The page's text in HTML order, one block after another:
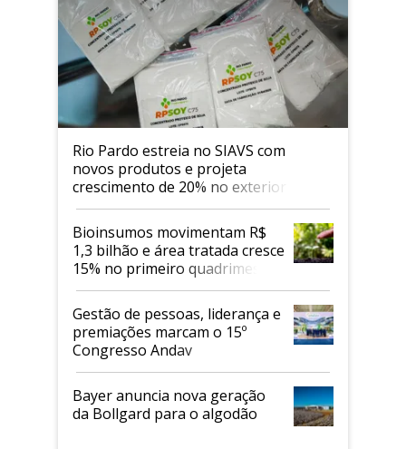
Rio Pardo estreia no SIAVS com
novos produtos e projeta
crescimento de 20% no exterior
Bioinsumos movimentam R$
1,3 bilhão e área tratada cresce
15% no primeiro quadrimestre
de 2026
Gestão de pessoas, liderança e
premiações marcam o 15º
Congresso Andav
Bayer anuncia nova geração
da Bollgard para o algodão